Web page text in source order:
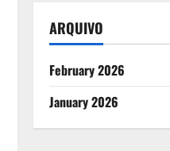
ARQUIVO
February 2026
January 2026